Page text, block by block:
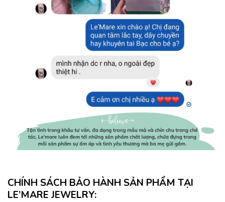
CHÍNH SÁCH BẢO HÀNH SẢN PHẨM TẠI
LE’MARE JEWELRY: